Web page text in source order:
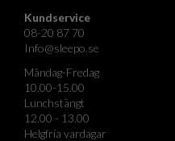
Kundservice
08-20 87 70
Info@sleepo.se
Måndag-Fredag
10.00-15.00
Lunchstängt
12.00 - 13.00
Helgfria vardagar